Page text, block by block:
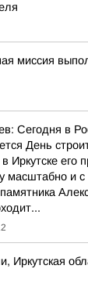
миссия
Сегодня в
День
Иркутске его
масштабно и
Иркутская